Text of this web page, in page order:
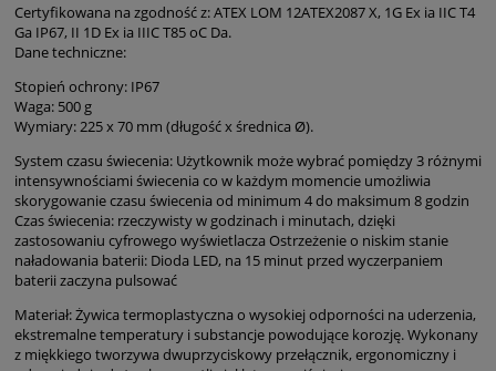
Certyfikowana na zgodność z: ATEX LOM 12ATEX2087 X, 1G Ex ia IIC T4
Ga IP67, II 1D Ex ia IIIC T85 oC Da.
Dane techniczne:
Stopień ochrony: IP67
Waga: 500 g
Wymiary: 225 x 70 mm (długość x średnica Ø).
System czasu świecenia: Użytkownik może wybrać pomiędzy 3 różnymi
intensywnościami świecenia co w każdym momencie umożliwia
skorygowanie czasu świecenia od minimum 4 do maksimum 8 godzin
Czas świecenia: rzeczywisty w godzinach i minutach, dzięki
zastosowaniu cyfrowego wyświetlacza Ostrzeżenie o niskim stanie
naładowania baterii: Dioda LED, na 15 minut przed wyczerpaniem
baterii zaczyna pulsować
Materiał: Żywica termoplastyczna o wysokiej odporności na uderzenia,
ekstremalne temperatury i substancje powodujące korozję. Wykonany
z miękkiego tworzywa dwuprzyciskowy przełącznik, ergonomiczny i